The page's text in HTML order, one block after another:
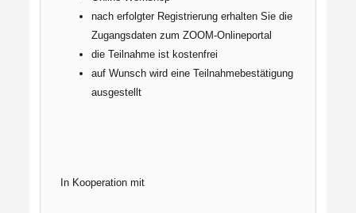
nach erfolgter Registrierung erhalten Sie die
Zugangsdaten zum ZOOM-Onlineportal
die Teilnahme ist kostenfrei
auf Wunsch wird eine Teilnahmebestätigung
ausgestellt
In Kooperation mit